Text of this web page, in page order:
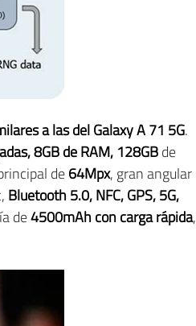
a las del Galaxy A 71 5G.
8GB de RAM, 128GBde
de64Mpx, gran angular
Bluetooth 5.0, NFC, GPS, 5G,
de4500mAh con carga rápida,